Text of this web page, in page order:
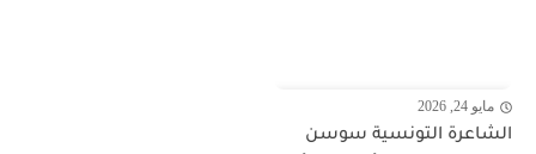
مايو 24, 2026
الشاعرة التونسية سوسن